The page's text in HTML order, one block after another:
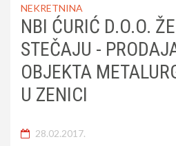
NEKRETNINA
NBI ĆURIĆ D.O.O.
STEČAJU -
OBJEKTA
U ZENICI
28.02.2017.